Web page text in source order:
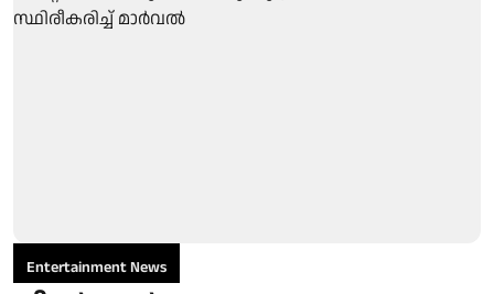
Entertainment News